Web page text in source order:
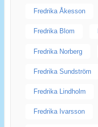
Fredrika Åkesson
Fredrika Blom
Fredrika Norberg
Fredrika Sundström
Fredrika Lindholm
Fredrika Ivarsson